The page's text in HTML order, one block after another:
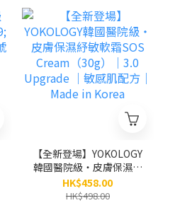
【全新登場】YOKOLOGY
韓國醫院級‧皮膚保濕紓
敏軟霜SOS
Cream（30g）｜3.0
HK$458.00
HK$498.00